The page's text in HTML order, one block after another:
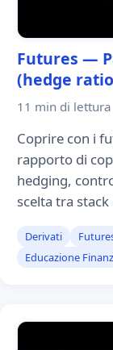
Futures —
(hedge
11 min di lettura
Coprire con i
rapporto di
hedging,
scelta tra
Derivati
Educazione